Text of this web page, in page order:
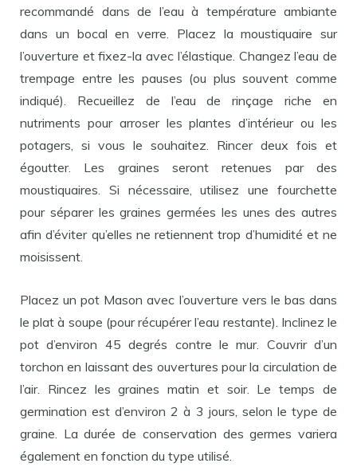
recommandé dans de l’eau à température ambiante
dans un bocal en verre. Placez la moustiquaire sur
l’ouverture et fixez-la avec l’élastique. Changez l’eau de
trempage entre les pauses (ou plus souvent comme
indiqué). Recueillez de l’eau de rinçage riche en
nutriments pour arroser les plantes d’intérieur ou les
potagers, si vous le souhaitez. Rincer deux fois et
égoutter. Les graines seront retenues par des
moustiquaires. Si nécessaire, utilisez une fourchette
pour séparer les graines germées les unes des autres
afin d’éviter qu’elles ne retiennent trop d’humidité et ne
moisissent.
Placez un pot Mason avec l’ouverture vers le bas dans
le plat à soupe (pour récupérer l’eau restante). Inclinez le
pot d’environ 45 degrés contre le mur. Couvrir d’un
torchon en laissant des ouvertures pour la circulation de
l’air. Rincez les graines matin et soir. Le temps de
germination est d’environ 2 à 3 jours, selon le type de
graine. La durée de conservation des germes variera
également en fonction du type utilisé.